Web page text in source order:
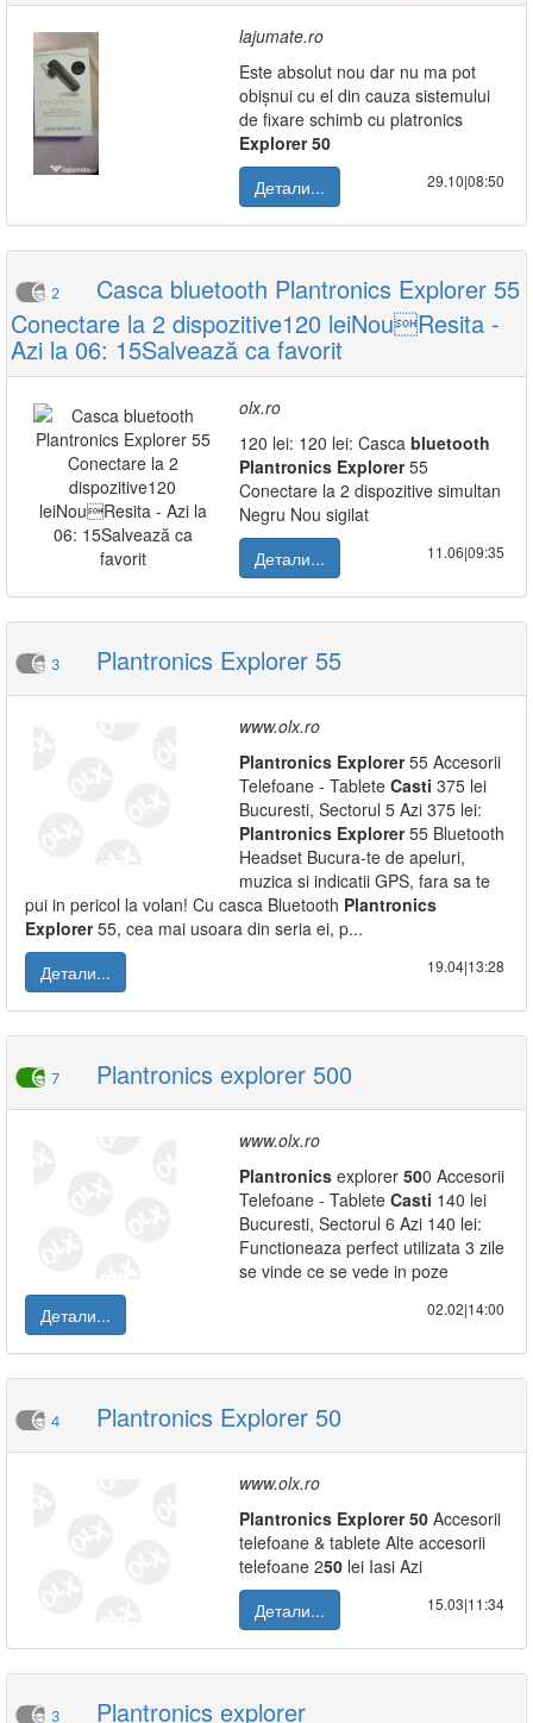
lajumate.ro
Este absolut nou dar nu ma pot
obișnui cu el din cauza sistemului
de fixare schimb cu platronics
Explorer 50
Детали...
29.10|08:50
2
Casca bluetooth Plantronics Explorer 55
Conectare la 2 dispozitive120 leiNouResita -
Azi la 06: 15Salvează ca favorit
olx.ro
120 lei: 120 lei: Casca bluetooth
Plantronics Explorer55
Conectare la 2 dispozitive simultan
Negru Nou sigilat
Детали...
11.06|09:35
3 Plantronics Explorer 55
www.olx.ro
Plantronics Explorer55 Accesorii
Telefoane - Tablete Casti 375 lei
Bucuresti, Sectorul 5 Azi 375 lei:
Plantronics Explorer55 Bluetooth
Headset Bucura-te de apeluri,
muzica si indicatii GPS, fara sa te
pui in pericol la volan! Cu casca Bluetooth Plantronics
Explorer55, cea mai usoara din seria ei, p...
Детали...
19.04|13:28
7 Plantronics explorer 500
www.olx.ro
Plantronics explorer 500 Accesorii
Telefoane - Tablete Casti 140 lei
Bucuresti, Sectorul 6 Azi 140 lei:
Functioneaza perfect utilizata 3 zile
se vinde ce se vede in poze
Детали...
02.02|14:00
4 Plantronics Explorer 50
www.olx.ro
Plantronics Explorer 50 Accesorii
telefoane & tablete Alte accesorii
telefoane 250 lei Iasi Azi
Детали...
15.03|11:34
3 Plantronics explorer